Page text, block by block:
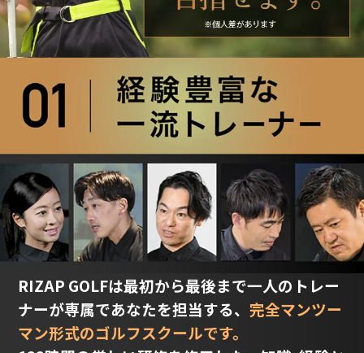
RIZAP GOLFは最初から最後まで一人のトレー
ナーが専属であなたを担当する、 完全マンツー
マン形式のゴルフスクールです。